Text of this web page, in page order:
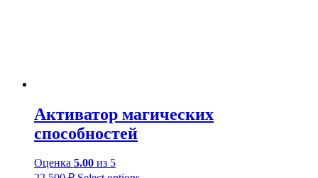
Активатор магических
способностей
Оценка 5.00 из 5